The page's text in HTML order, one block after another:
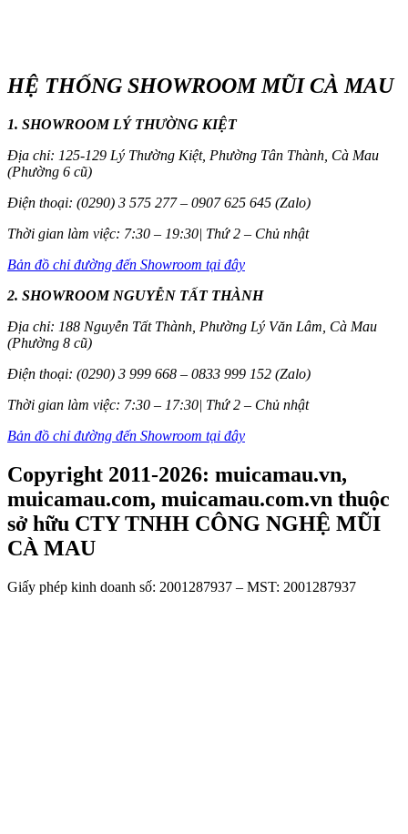
HỆ THỐNG SHOWROOM MŨI CÀ MAU
1. SHOWROOM LÝ THƯỜNG KIỆT
Địa chỉ: 125-129 Lý Thường Kiệt, Phường Tân Thành, Cà Mau
(Phường 6 cũ)
Điện thoại: (0290) 3 575 277 – 0907 625 645 (Zalo)
Thời gian làm việc: 7:30 – 19:30| Thứ 2 – Chủ nhật
Bản đồ chỉ đường đến Showroom tại đây
2. SHOWROOM NGUYỄN TẤT THÀNH
Địa chỉ: 188 Nguyễn Tất Thành, Phường Lý Văn Lâm, Cà Mau
(Phường 8 cũ)
Điện thoại: (0290) 3 999 668 – 0833 999 152 (Zalo)
Thời gian làm việc: 7:30 – 17:30| Thứ 2 – Chủ nhật
Bản đồ chỉ đường đến Showroom tại đây
Copyright 2011-2026: muicamau.vn,
muicamau.com, muicamau.com.vn thuộc
sở hữu CTY TNHH CÔNG NGHỆ MŨI
CÀ MAU
Giấy phép kinh doanh số: 2001287937 – MST: 2001287937